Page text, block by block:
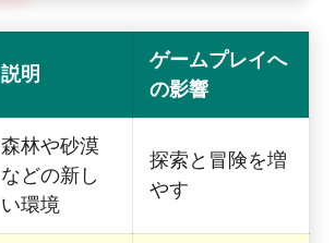
説明
ゲームプレイへ
の影響
森林や砂漠
などの新し
い環境
探索と冒険を増
やす